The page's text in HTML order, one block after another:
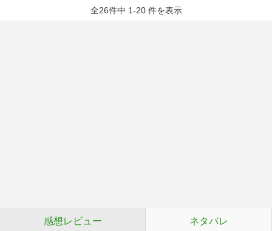
全26件中 1-20 件を表示
感想レビュー ネタバレ